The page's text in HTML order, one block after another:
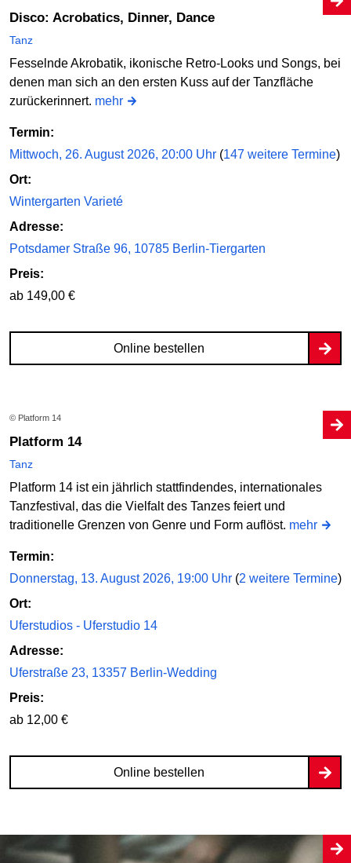
Disco: Acrobatics, Dinner, Dance
Tanz
Fesselnde Akrobatik, ikonische Retro-Looks und Songs, bei
denen man sich an den ersten Kuss auf der Tanzfläche
zurückerinnert. mehr
Termin:
Mittwoch, 26. August 2026, 20:00 Uhr (147 weitere Termine)
Ort:
Wintergarten Varieté
Adresse:
Potsdamer Straße 96, 10785 Berlin-Tiergarten
Preis:
ab 149,00 €
Online bestellen
© Platform 14
Platform 14
Tanz
Platform 14 ist ein jährlich stattfindendes, internationales
Tanzfestival, das die Vielfalt des Tanzes feiert und
traditionelle Grenzen von Genre und Form auflöst. mehr
Termin:
Donnerstag, 13. August 2026, 19:00 Uhr (2 weitere Termine)
Ort:
Uferstudios - Uferstudio 14
Adresse:
Uferstraße 23, 13357 Berlin-Wedding
Preis:
ab 12,00 €
Online bestellen